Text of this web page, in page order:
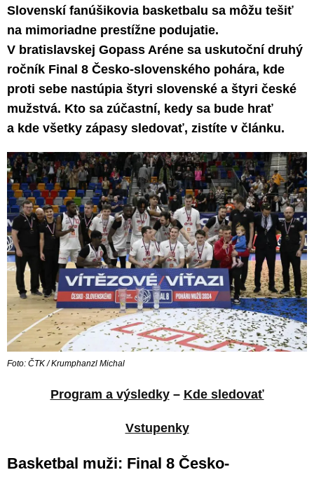
Slovenskí fanúšikovia basketbalu sa môžu tešiť
na mimoriadne prestížne podujatie.
V bratislavskej Gopass Aréne sa uskutoční druhý
ročník Final 8 Česko-slovenského pohára, kde
proti sebe nastúpia štyri slovenské a štyri české
mužstvá. Kto sa zúčastní, kedy sa bude hrať
a kde všetky zápasy sledovať, zistíte v článku.
Foto: ČTK / Krumphanzl Michal
Program a výsledky– Kde sledovať
Vstupenky
Basketbal muži: Final 8 Česko-